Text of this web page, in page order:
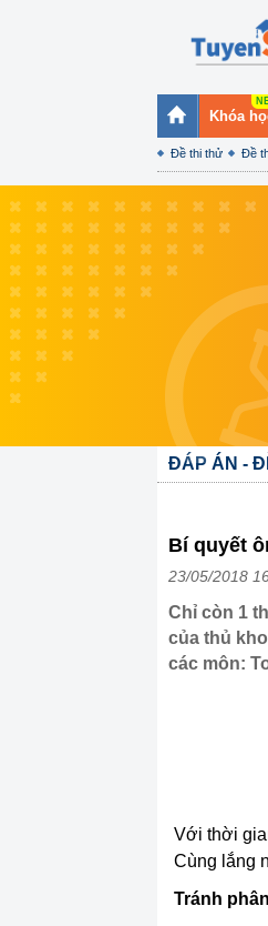
Khóa
Đề thi thử Đề
ĐÁP ÁN -
Bí quyết
23/05/2018
Chỉ còn 1
của thủ
các môn:
Với thời
Cùng lắng
Tránh